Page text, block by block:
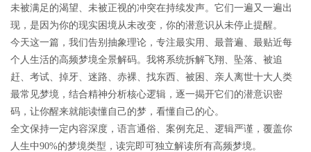
未被满足的渴望、未被正视的冲突在持续发声。它们一遍又一遍出
现，是因为你的现实困境从未改变，你的潜意识从未停止提醒。
今天这一篇，我们告别抽象理论，专注最实用、最普遍、最贴近每
个人生活的高频梦境全景解码。我将系统拆解 飞翔、坠落、被追
赶、考试、掉牙、迷路、赤裸、找东西、被困、亲人离世十大人类
最常见梦境，结合精神分析核心逻辑，逐一揭开它们的潜意识密
码，让你醒来就能读懂自己的梦，看懂自己的心。
全文保持一定内容深度，语言通俗、案例充足、逻辑严谨，覆盖你
人生中90%的梦境类型，读完即可独立解读所有高频梦境。